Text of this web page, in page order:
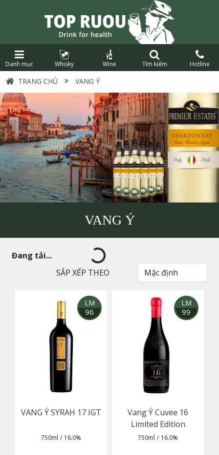
Danh mục Whisky Wine Tìm kiếm Hotline
TRANG CHỦ › VANG Ý
VANG Ý
Đang tải...
SẮP XẾP THEO
LM
96
VANG Ý SYRAH 17 IGT
750ml / 16.0%
LM
99
Vang Ý Cuvee 16
Limited Edition
750ml / 16.0%